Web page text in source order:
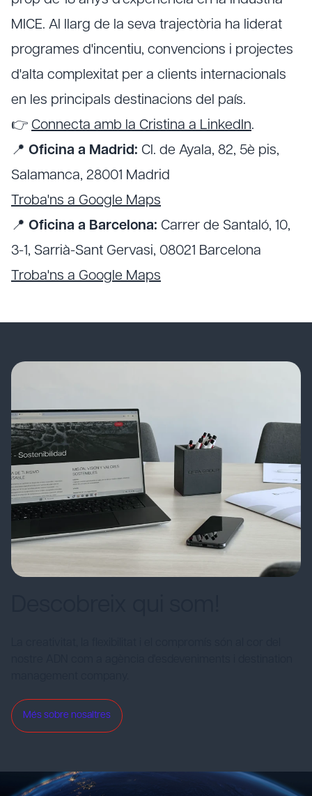
MICE. Al llarg de la seva trajectòria ha liderat
programes d'incentiu, convencions i projectes
d'alta complexitat per a clients internacionals
en les principals destinacions del país.
👉 Connecta amb la Cristina a LinkedIn.
📍 Oficina a Madrid: Cl. de Ayala, 82, 5è pis,
Salamanca, 28001 Madrid
Troba'ns a Google Maps
📍 Oficina a Barcelona: Carrer de Santaló, 10,
3-1, Sarrià-Sant Gervasi, 08021 Barcelona
Troba'ns a Google Maps
Més sobre nosaltres